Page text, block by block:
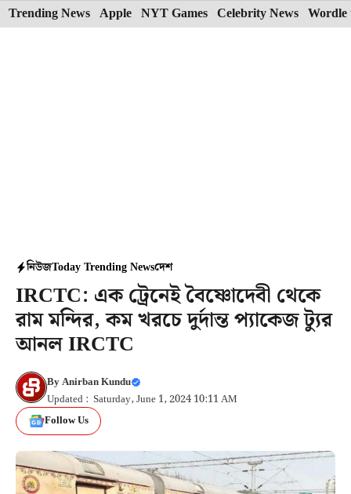
Skip
to
Trending News Apple NYT Games Celebrity News Wordle
নিউজToday Trending Newsদেশ
IRCTC: এক ট্রেনেই বৈষ্ণোদেবী থেকে
রাম মন্দির, কম খরচে দুর্দান্ত প্যাকেজ ট্যুর
আনল IRCTC
ByAnirban Kundu
Updated : Saturday, June 1, 2024 10:11 AM
Follow Us